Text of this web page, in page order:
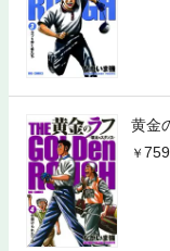
黄金
759